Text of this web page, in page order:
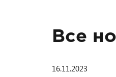
Все
16.11.2023